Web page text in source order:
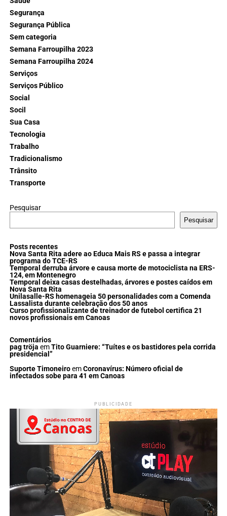
Segurança
Segurança Pública
Sem categoria
Semana Farroupilha 2023
Semana Farroupilha 2024
Serviços
Serviços Público
Social
Socil
Sua Casa
Tecnologia
Trabalho
Tradicionalismo
Trânsito
Transporte
Pesquisar
Pesquisar
Posts recentes
Nova Santa Rita adere ao Educa Mais RS e passa a integrar
programa do TCE-RS
Temporal derruba árvore e causa morte de motociclista na ERS-
124, em Montenegro
Temporal deixa casas destelhadas, árvores e postes caídos em
Nova Santa Rita
Unilasalle-RS homenageia 50 personalidades com a Comenda
Lassalista durante celebração dos 50 anos
Curso profissionalizante de treinador de futebol certifica 21
novos profissionais em Canoas
Comentários
pag tröja emTito Guarniere: “Tuítes e os bastidores pela corrida
presidencial”
Suporte TimoneiroemCoronavírus: Número oficial de
infectados sobe para 41 em Canoas
PUBLICIDADE